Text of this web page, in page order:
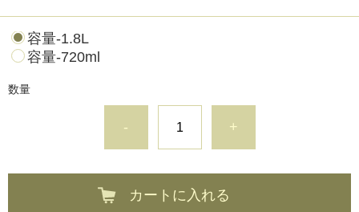
容量-1.8L
容量-720ml
数量
- +
カートに入れる